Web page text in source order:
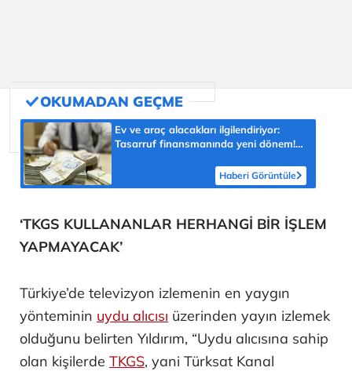
Ev ve araç alacakları ilgilendiriyor:
Tasarruf finansmanında yeni dönem!
Haberi Görüntüle
‘TKGS KULLANANLAR HERHANGİ BİR İŞLEM
YAPMAYACAK’
Türkiye’de televizyon izlemenin en yaygın
yönteminin uydu alıcısı üzerinden yayın izlemek
olduğunu belirten Yıldırım, “Uydu alıcısına sahip
olan kişilerde TKGS, yani Türksat Kanal